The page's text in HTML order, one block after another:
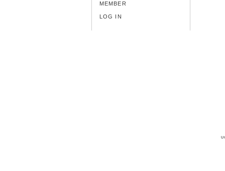
MEMBER
LOG IN